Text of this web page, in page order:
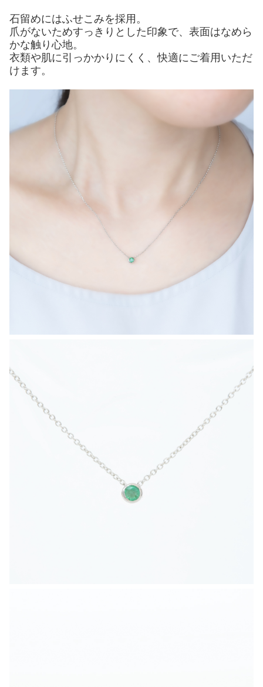
石留めにはふせこみを採用。
爪がないためすっきりとした印象で、表面はなめら
かな触り心地。
衣類や肌に引っかかりにくく、快適にご着用いただ
けます。